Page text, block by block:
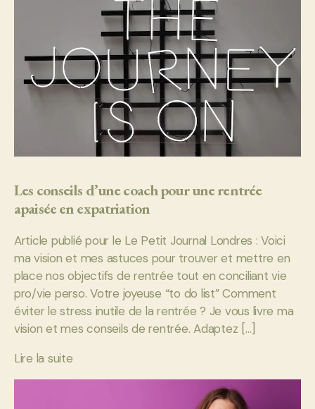
Les conseils d’une coach pour une rentrée
apaisée en expatriation
Article publié pour le Le Petit Journal Londres : Voici
ma vision et mes astuces pour trouver et mettre en
place nos objectifs de rentrée tout en conciliant vie
pro/vie perso. Votre joyeuse “to do list” Comment
éviter le stress inutile de la rentrée ? Je vous livre ma
vision et mes conseils de rentrée. Adaptez […]
Lire la suite